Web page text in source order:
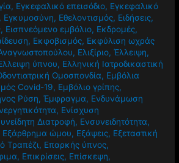
, Εγκεφαλικό επεισόδιο, Εγκεφαλικό
, Εγκυμοσύνη, Εθελοντισμός, Ειδήσεις,
, Εισπνεόμενο εμβόλιο, Εκδρομές,
, Εκφοβισμός, Εκφύλιση ωχράς
, Ελιξίριο,Έλλειψη,
ύπνου, Ελληνική Ιατροδικαστική
Ομοσπονδία, Εμβόλια
Covid-19, Εμβόλιο γρίπης,
Ρύση,Έμφραγμα, Ενδυνάμωση
, Ενίσχυση
Διατροφή, Ενσυνειδητότητα,
Εξάρθρημα ώμου, Εξάψεις, Εξεταστική
Τραπέζι, Επαρκής ύπνος,
, Επικρίσεις, Επίσκεψη,